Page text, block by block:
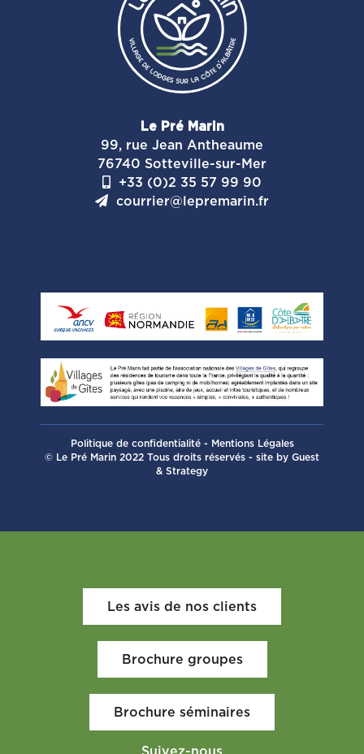
Le Pré Marin
99, rue Jean Antheaume
76740 Sotteville-sur-Mer
+33 (0)2 35 57 99 90
courrier@lepremarin.fr
Politique de confidentialité- Mentions Légales
© Le Pré Marin 2022 Tous droits réservés - site by Guest
& Strategy
Les avis de nos clients
Brochure groupes
Brochure séminaires